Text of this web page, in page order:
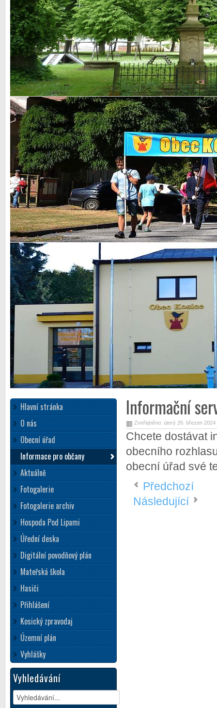
Hlavní stránka
O nás
Obecní úřad
Informace pro občany
Aktuálně
Fotogalerie
Fotogalerie archiv
Hospoda Pod Lipami
Úřední deska
Digitální povodňový plán
Mateřská škola
Hasiči
Přihlášení
Kosický zpravodaj
Územní plán
Vyhlášky
Vyhledávání
Informační
Zveřejněno: úterý 26. březen 2024
Chcete dostávat
obecního
obecní úřad své
Předchozí
Následující